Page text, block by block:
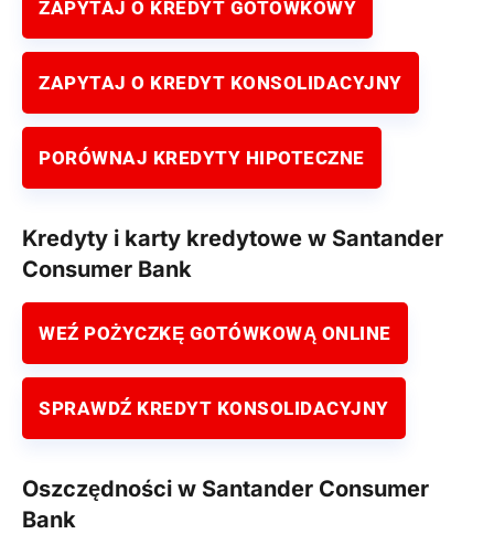
ZAPYTAJ O KREDYT GOTÓWKOWY
ZAPYTAJ O KREDYT KONSOLIDACYJNY
PORÓWNAJ KREDYTY HIPOTECZNE
Kredyty i karty kredytowe w Santander
Consumer Bank
WEŹ POŻYCZKĘ GOTÓWKOWĄ ONLINE
SPRAWDŹ KREDYT KONSOLIDACYJNY
Oszczędności w Santander Consumer
Bank